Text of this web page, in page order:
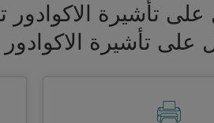
على تأشيرة
تأشيرة الاكوادور